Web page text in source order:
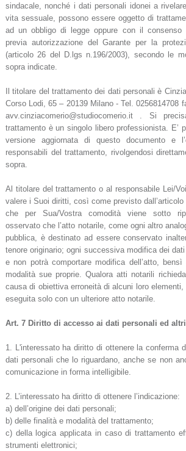
sindacale, nonché i dati personali idonei a
vita sessuale, possono essere oggetto di
ad un obbligo di legge oppure con il consenso
previa autorizzazione del Garante per la
(articolo 26 del D.lgs n.196/2003), secondo le
sopra indicate.
Il titolare del trattamento dei dati personali è
Corso Lodi, 65 – 20139 Milano - Tel. 0256814708
avv.cinziacomerio@studiocomerio.it . Si
trattamento è un singolo libero professionista. E’
versione aggiornata di questo documento e
responsabili del trattamento, rivolgendosi
sopra.
Al titolare del trattamento o al responsabile Lei/
valere i Suoi diritti, così come previsto dall’articolo
che per Sua/Vostra comodità viene sotto
osservato che l’atto notarile, come ogni altro
pubblica, è destinato ad essere conservato
tenore originario; ogni successiva modifica dei
e non potrà comportare modifica dell’atto,
modalità sue proprie. Qualora atti notarili
causa di obiettiva erroneità di alcuni loro
eseguita solo con un ulteriore atto notarile.
Art. 7 Diritto di accesso ai dati personali ed
1. L'interessato ha diritto di ottenere la conferma
dati personali che lo riguardano, anche se non
comunicazione in forma intelligibile.
2. L’interessato ha diritto di ottenere l’indicazione:
a) dell’origine dei dati personali;
b) delle finalità e modalità del trattamento;
c) della logica applicata in caso di trattamento
strumenti elettronici;